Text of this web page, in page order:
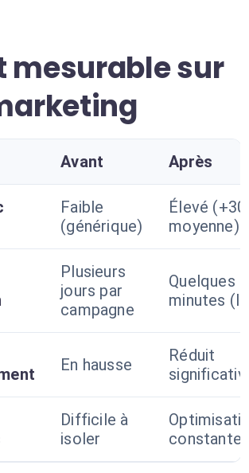
mesurable sur
Avant Après
Faible
(générique)
Élevé
moyenne)
Plusieurs
jours par
campagne
Quelques
minutes
En hausse
Réduit
Difficile à
isoler
constante